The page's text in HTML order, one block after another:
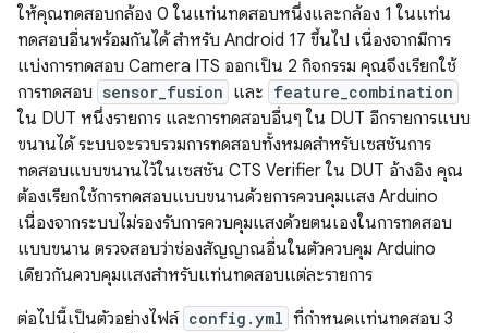
ให้คุณทดสอบกล้อง 0 ในแท่นทดสอบหนึ่งและกล้อง 1 ในแท่น
ทดสอบอื่นพร้อมกันได้ สำหรับ Android 17 ขึ้นไป เนื่องจากมีการ
แบ่งการทดสอบ Camera ITS ออกเป็น 2 กิจกรรม คุณจึงเรียกใช้
การทดสอบ sensor_fusion และ feature_combination
ใน DUT หนึ่งรายการ และการทดสอบอื่นๆ ใน DUT อีกรายการแบบ
ขนานได้ ระบบจะรวบรวมการทดสอบทั้งหมดสำหรับเซสชันการ
ทดสอบแบบขนานไว้ในเซสชัน CTS Verifier ใน DUT อ้างอิง คุณ
ต้องเรียกใช้การทดสอบแบบขนานด้วยการควบคุมแสง Arduino
เนื่องจากระบบไม่รองรับการควบคุมแสงด้วยตนเองในการทดสอบ
แบบขนาน ตรวจสอบว่าช่องสัญญาณอื่นในตัวควบคุม Arduino
เดียวกันควบคุมแสงสำหรับแท่นทดสอบแต่ละรายการ
ต่อไปนี้เป็นตัวอย่างไฟล์ config.yml ที่กำหนดแท่นทดสอบ 3